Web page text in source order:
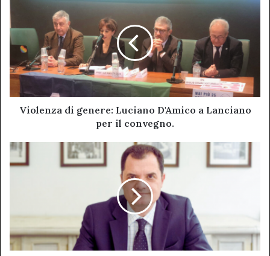
di
genere:
Luciano
D'Amico
Lanciano
per
il
convegno.
Violenza di genere: Luciano D'Amico a Lanciano
per il convegno.
Porta
(PD):
per
difendere